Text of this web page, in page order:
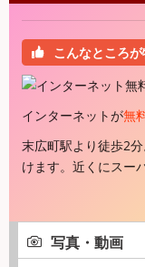
写真・動画
こんなところが
インターネットが無
末広町駅より徒歩2
けます。近くにスー